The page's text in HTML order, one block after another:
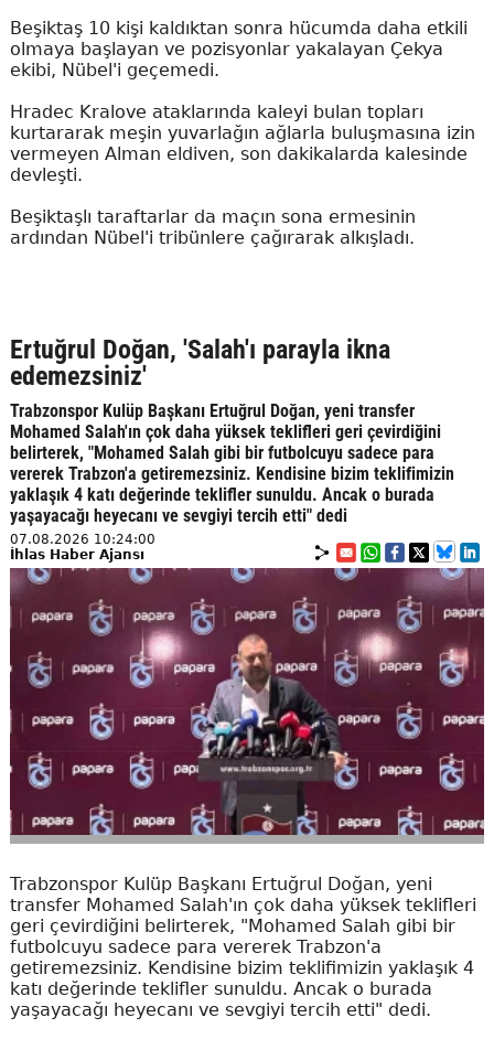
Beşiktaş 10 kişi kaldıktan sonra hücumda daha etkili
olmaya başlayan ve pozisyonlar yakalayan Çekya
ekibi, Nübel'i geçemedi.
Hradec Kralove ataklarında kaleyi bulan topları
kurtararak meşin yuvarlağın ağlarla buluşmasına izin
vermeyen Alman eldiven, son dakikalarda kalesinde
devleşti.
Beşiktaşlı taraftarlar da maçın sona ermesinin
ardından Nübel'i tribünlere çağırarak alkışladı.
Ertuğrul Doğan, 'Salah'ı parayla ikna
edemezsiniz'
Trabzonspor Kulüp Başkanı Ertuğrul Doğan, yeni transfer
Mohamed Salah'ın çok daha yüksek teklifleri geri çevirdiğini
belirterek, "Mohamed Salah gibi bir futbolcuyu sadece para
vererek Trabzon'a getiremezsiniz. Kendisine bizim teklifimizin
yaklaşık 4 katı değerinde teklifler sunuldu. Ancak o burada
yaşayacağı heyecanı ve sevgiyi tercih etti" dedi
07.08.2026 10:24:00
İhlas Haber Ajansı
Trabzonspor Kulüp Başkanı Ertuğrul Doğan, yeni
transfer Mohamed Salah'ın çok daha yüksek teklifleri
geri çevirdiğini belirterek, "Mohamed Salah gibi bir
futbolcuyu sadece para vererek Trabzon'a
getiremezsiniz. Kendisine bizim teklifimizin yaklaşık 4
katı değerinde teklifler sunuldu. Ancak o burada
yaşayacağı heyecanı ve sevgiyi tercih etti" dedi.